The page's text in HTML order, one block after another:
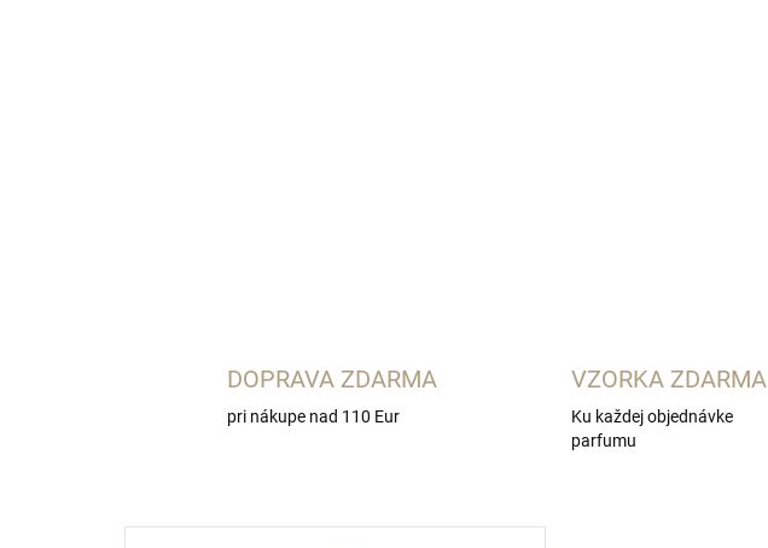
DOPRAVA ZDARMA
pri nákupe nad 110 Eur
VZORKA ZDARMA
Ku každej objednávke
parfumu